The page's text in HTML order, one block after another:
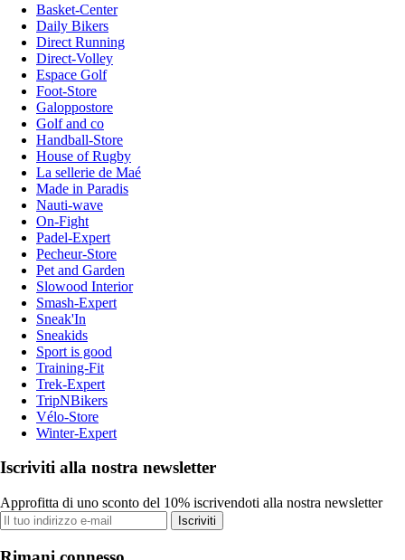
Basket-Center
Daily Bikers
Direct Running
Direct-Volley
Espace Golf
Foot-Store
Galoppostore
Golf and co
Handball-Store
House of Rugby
La sellerie de Maé
Made in Paradis
Nauti-wave
On-Fight
Padel-Expert
Pecheur-Store
Pet and Garden
Slowood Interior
Smash-Expert
Sneak'In
Sneakids
Sport is good
Training-Fit
Trek-Expert
TripNBikers
Vélo-Store
Winter-Expert
Iscriviti alla nostra newsletter
Approfitta di uno sconto del 10% iscrivendoti alla nostra newsletter
Iscriviti